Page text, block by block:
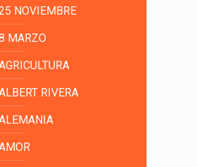
NOVIEMBRE
MARZO
RIVERA